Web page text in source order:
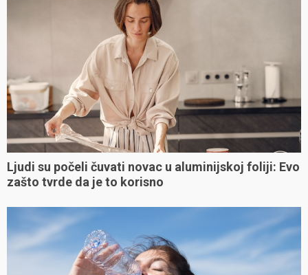
Ljudi su počeli čuvati novac u aluminijskoj foliji: Evo
zašto tvrde da je to korisno